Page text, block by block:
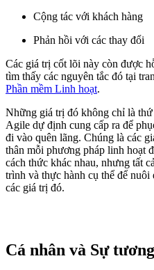
Cộng tác với khách hàng
Phản hồi với các thay đổi
Các giá trị cốt lõi này còn được
tìm thấy các nguyên tắc đó tại
Phần mềm Linh hoạt.
Những giá trị đó không chỉ là thứ
Agile dự định cung cấp ra để
đi vào quên lãng. Chúng là các
thân mỗi phương pháp linh hoạt
cách thức khác nhau, nhưng tất
trình và thực hành cụ thể để
các giá trị đó.
Cá nhân và Sự